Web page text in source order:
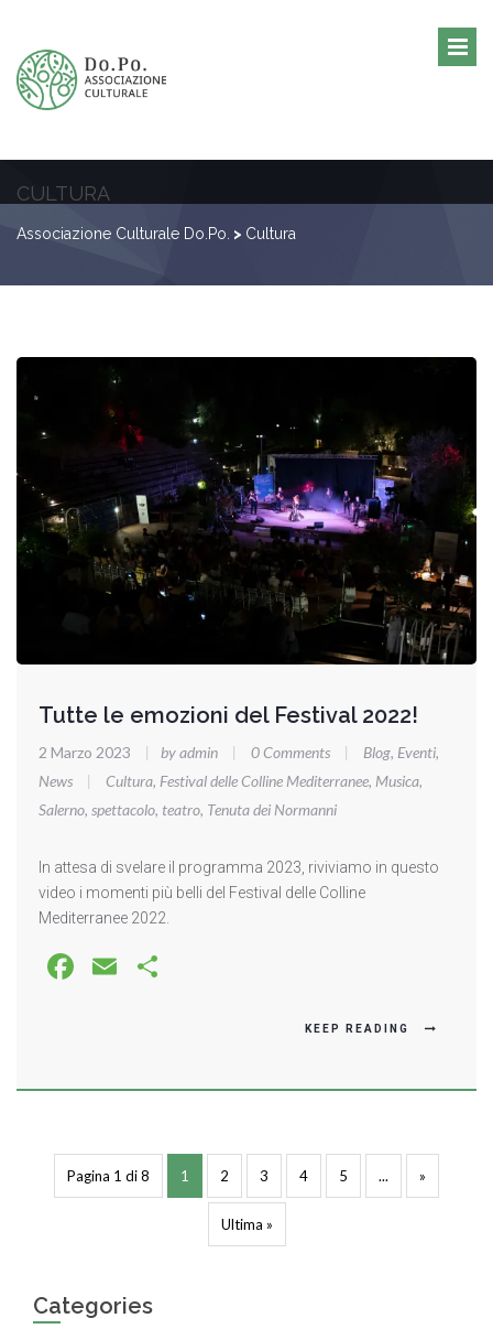
CULTURA
Associazione Culturale Do.Po. > Cultura
Tutte le emozioni del Festival 2022!
2 Marzo 2023 | by admin | 0 Comments | Blog, Eventi,
News
| Cultura, Festival delle Colline Mediterranee, Musica,
Salerno, spettacolo, teatro, Tenuta dei Normanni
In attesa di svelare il programma 2023, riviviamo in questo
video i momenti più belli del Festival delle Colline
Mediterranee 2022.
Facebook
Email
KEEP READING
Pagina 1 di 8 1 2 3 4 5 ... »
Ultima »
Categories